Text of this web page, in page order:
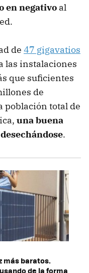
en negativo al
de 47 gigavatios
las instalaciones
que suficientes
de
población total de
una buena
.
más baratos.
de la forma